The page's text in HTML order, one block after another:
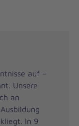
auf –
Unsere
an
In 9